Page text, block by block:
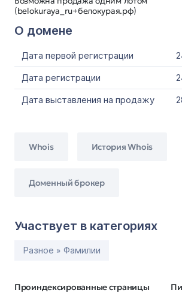
(belokuraya_ru+белокурая.рф)
О домене
Дата первой регистрации
Дата регистрации
Дата выставления на продажу
Whois История Whois
Доменный брокер
Участвует в категориях
Разное » Фамилии
Проиндексированные страницы